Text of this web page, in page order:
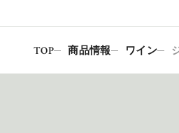
TOP 商品情報 ワイン